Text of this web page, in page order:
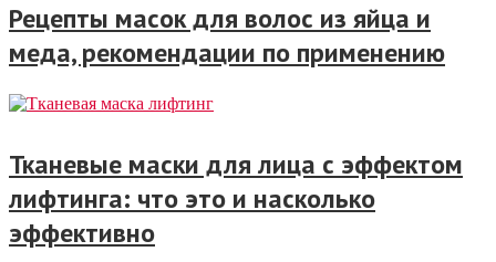
Рецепты масок для волос из яйца и
меда, рекомендации по применению
Тканевые маски для лица с эффектом
лифтинга: что это и насколько
эффективно